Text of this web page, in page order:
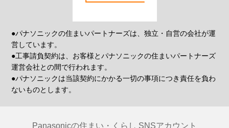
●パナソニックの住まいパートナーズは、独立・自営の会社が運
営しています。
●工事請負契約は、お客様とパナソニックの住まいパートナーズ
運営会社との間で行われます。
●パナソニックは当該契約にかかる一切の事項につき責任を負わ
ないものとします。
Panasonicの住まい・くらし SNSアカウント